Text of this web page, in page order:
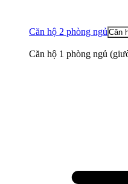
Căn hộ 2 phòng ngủ Căn
Căn hộ 1 phòng ngủ